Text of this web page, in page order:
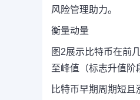
风险管理助力。
衡量动量
图2展示比特币在前
至峰值（标志升值阶
比特币早期周期短